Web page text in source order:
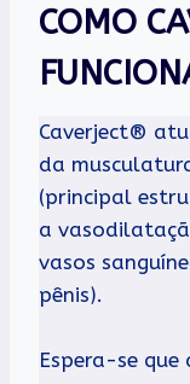
COMO
Caverject®
da
(principal
a
vasos
pênis).
Espera-se que